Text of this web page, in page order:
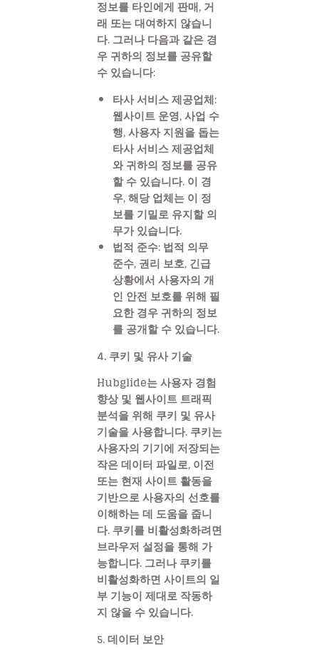
정보를 타인에게 판매, 거
래 또는 대여하지 않습니
다. 그러나 다음과 같은 경
우 귀하의 정보를 공유할
수 있습니다:
타사 서비스 제공업체:
웹사이트 운영, 사업 수
행, 사용자 지원을 돕는
타사 서비스 제공업체
와 귀하의 정보를 공유
할 수 있습니다. 이 경
우, 해당 업체는 이 정
보를 기밀로 유지할 의
무가 있습니다.
법적 준수:법적 의무
준수, 권리 보호, 긴급
상황에서 사용자의 개
인 안전 보호를 위해 필
요한 경우 귀하의 정보
를 공개할 수 있습니다.
4. 쿠키 및 유사 기술
Hubglide는 사용자 경험
향상 및 웹사이트 트래픽
분석을 위해 쿠키 및 유사
기술을 사용합니다. 쿠키는
사용자의 기기에 저장되는
작은 데이터 파일로, 이전
또는 현재 사이트 활동을
기반으로 사용자의 선호를
이해하는 데 도움을 줍니
다. 쿠키를 비활성화하려면
브라우저 설정을 통해 가
능합니다. 그러나 쿠키를
비활성화하면 사이트의 일
부 기능이 제대로 작동하
지 않을 수 있습니다.
5. 데이터 보안